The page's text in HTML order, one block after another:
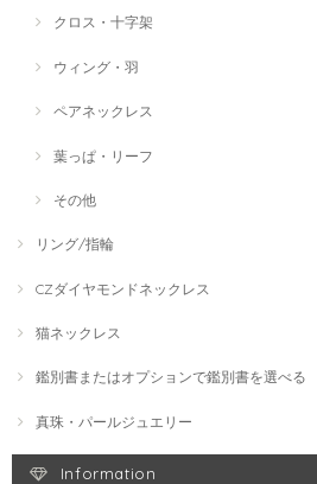
クロス・十字架
ウィング・羽
ペアネックレス
葉っぱ・リーフ
その他
リング/指輪
CZダイヤモンドネックレス
猫ネックレス
鑑別書またはオプションで鑑別書を選べる
真珠・パールジュエリー
Information